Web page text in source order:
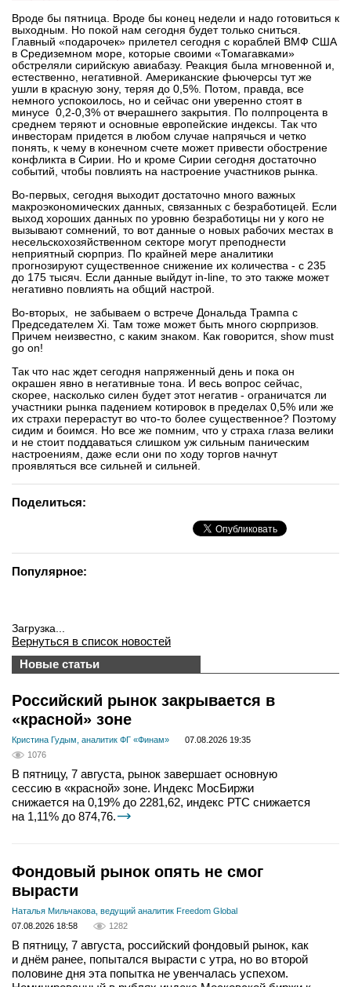
Вроде бы пятница. Вроде бы конец недели и надо готовиться к
выходным. Но покой нам сегодня будет только сниться.
Главный «подарочек» прилетел сегодня с кораблей ВМФ США
в Средиземном море, которые своими «Томагавками»
обстреляли сирийскую авиабазу. Реакция была мгновенной и,
естественно, негативной. Американские фьючерсы тут же
ушли в красную зону, теряя до 0,5%. Потом, правда, все
немного успокоилось, но и сейчас они уверенно стоят в
минусе 0,2-0,3% от вчерашнего закрытия. По полпроцента в
среднем теряют и основные европейские индексы. Так что
инвесторам придется в любом случае напрячься и четко
понять, к чему в конечном счете может привести обострение
конфликта в Сирии. Но и кроме Сирии сегодня достаточно
событий, чтобы повлиять на настроение участников рынка.
Во-первых, сегодня выходит достаточно много важных
макроэкономических данных, связанных с безработицей. Если
выход хороших данных по уровню безработицы ни у кого не
вызывают сомнений, то вот данные о новых рабочих местах в
несельскохозяйственном секторе могут преподнести
неприятный сюрприз. По крайней мере аналитики
прогнозируют существенное снижение их количества - с 235
до 175 тысяч. Если данные выйдут in-line, то это также может
негативно повлиять на общий настрой.
Во-вторых, не забываем о встрече Дональда Трампа с
Председателем Xi. Там тоже может быть много сюрпризов.
Причем неизвестно, с каким знаком. Как говорится, show must
go on!
Так что нас ждет сегодня напряженный день и пока он
окрашен явно в негативные тона. И весь вопрос сейчас,
скорее, насколько силен будет этот негатив - ограничатся ли
участники рынка падением котировок в пределах 0,5% или же
их страхи перерастут во что-то более существенное? Поэтому
сидим и боимся. Но все же помним, что у страха глаза велики
и не стоит поддаваться слишком уж сильным паническим
настроениям, даже если они по ходу торгов начнут
проявляться все сильней и сильней.
Поделиться:
Популярное:
Загрузка...
Вернуться в список новостей
Новые статьи
Российский рынок закрывается в
«красной» зоне
Кристина Гудым, аналитик ФГ «Финам»
07.08.2026 19:35
1076
В пятницу, 7 августа, рынок завершает основную
сессию в «красной» зоне. Индекс МосБиржи
снижается на 0,19% до 2281,62, индекс РТС снижается
на 1,11% до 874,76.
Фондовый рынок опять не смог
вырасти
Наталья Мильчакова, ведущий аналитик Freedom Global
07.08.2026 18:58
1282
В пятницу, 7 августа, российский фондовый рынок, как
и днём ранее, попытался вырасти с утра, но во второй
половине дня эта попытка не увенчалась успехом.